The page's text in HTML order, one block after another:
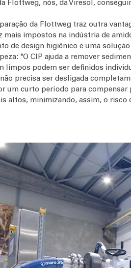
Flottweg, nós, da Viresol,
da Flottweg traz outra
impostos na indústria de
de design higiênico e uma
"O CIP ajuda a remover
limpos podem ser definidos
precisa ser desligada
um curto período para
altos, minimizando, assim, o